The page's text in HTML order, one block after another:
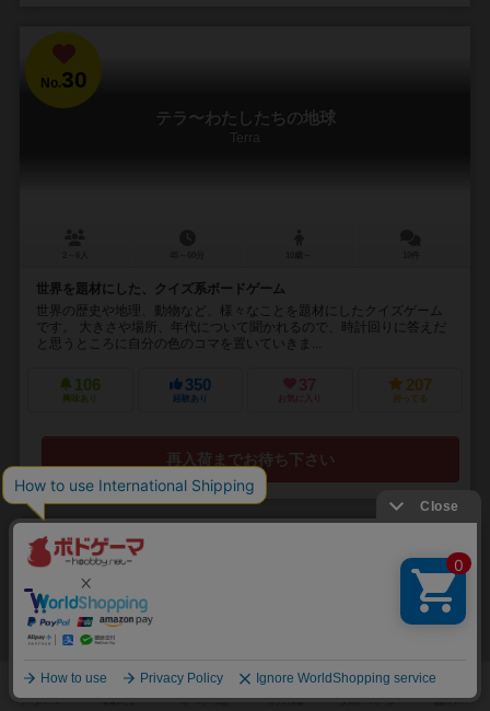
No.30
テラ〜わたしたちの地球
Terra
世界を題材にした、クイズ系ボードゲーム
世界の歴史や地理、動物など、様々なことを題材にしたクイズゲーム
です。 大きさや場所、年代について聞かれるので、時計回りに答えだ
と思うところに自分の色のコマを置いていきま...
106
興味あり
350
経験あり
37
お気に入り
207
持ってる
再入荷までお待ち下さい
31